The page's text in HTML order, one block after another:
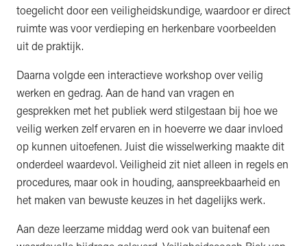
toegelicht door een veiligheidskundige, waardoor er direct
ruimte was voor verdieping en herkenbare voorbeelden
uit de praktijk.
Daarna volgde een interactieve workshop over veilig
werken en gedrag. Aan de hand van vragen en
gesprekken met het publiek werd stilgestaan bij hoe we
veilig werken zelf ervaren en in hoeverre we daar invloed
op kunnen uitoefenen. Juist die wisselwerking maakte dit
onderdeel waardevol. Veiligheid zit niet alleen in regels en
procedures, maar ook in houding, aanspreekbaarheid en
het maken van bewuste keuzes in het dagelijks werk.
Aan deze leerzame middag werd ook van buitenaf een